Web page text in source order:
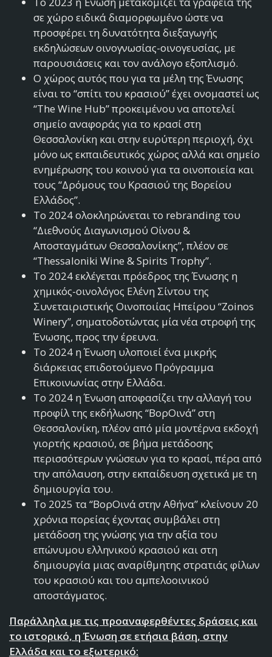
σε χώρο ειδικά διαμορφωμένο ώστε να
προσφέρει τη δυνατότητα διεξαγωγής
εκδηλώσεων οινογνωσίας-οινογευσίας, με
παρουσιάσεις και τον ανάλογο εξοπλισμό.
Ο χώρος αυτός που για τα μέλη της Ένωσης
είναι το “σπίτι του κρασιού” έχει ονομαστεί ως
“The Wine Hub” προκειμένου να αποτελεί
σημείο αναφοράς για το κρασί στη
Θεσσαλονίκη και στην ευρύτερη περιοχή, όχι
μόνο ως εκπαιδευτικός χώρος αλλά και σημείο
ενημέρωσης του κοινού για τα οινοποιεία και
τους “Δρόμους του Κρασιού της Βορείου
Ελλάδος”.
Το 2024 ολοκληρώνεται το rebranding του
“Διεθνούς Διαγωνισμού Οίνου &
Αποσταγμάτων Θεσσαλονίκης”, πλέον σε
“Thessaloniki Wine & Spirits Trophy”.
Το 2024 εκλέγεται πρόεδρος της Ένωσης η
χημικός-οινολόγος Ελένη Σίντου της
Συνεταιριστικής Οινοποιίας Ηπείρου “Zoinos
Winery”, σηματοδοτώντας μία νέα στροφή της
Ένωσης, προς την έρευνα.
Το 2024 η Ένωση υλοποιεί ένα μικρής
διάρκειας επιδοτούμενο Πρόγραμμα
Επικοινωνίας στην Ελλάδα.
Το 2024 η Ένωση αποφασίζει την αλλαγή του
προφίλ της εκδήλωσης “ΒορΟινά” στη
Θεσσαλονίκη, πλέον από μία μοντέρνα εκδοχή
γιορτής κρασιού, σε βήμα μετάδοσης
περισσότερων γνώσεων για το κρασί, πέρα από
την απόλαυση, στην εκπαίδευση σχετικά με τη
δημιουργία του.
Το 2025 τα “ΒορΟινά στην Αθήνα” κλείνουν 20
χρόνια πορείας έχοντας συμβάλει στη
μετάδοση της γνώσης για την αξία του
επώνυμου ελληνικού κρασιού και στη
δημιουργία μιας αναρίθμητης στρατιάς φίλων
του κρασιού και του αμπελοοινικού
αποστάγματος.
Παράλληλα με τις προαναφερθέντες δράσεις και
το ιστορικό, η Ένωση σε ετήσια βάση, στην
Ελλάδα και το εξωτερικό: